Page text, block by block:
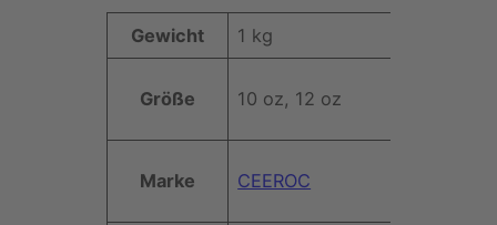
t
b
e
W
Gewicht 1 kg
Größe 10 oz, 12 oz
Marke CEEROC